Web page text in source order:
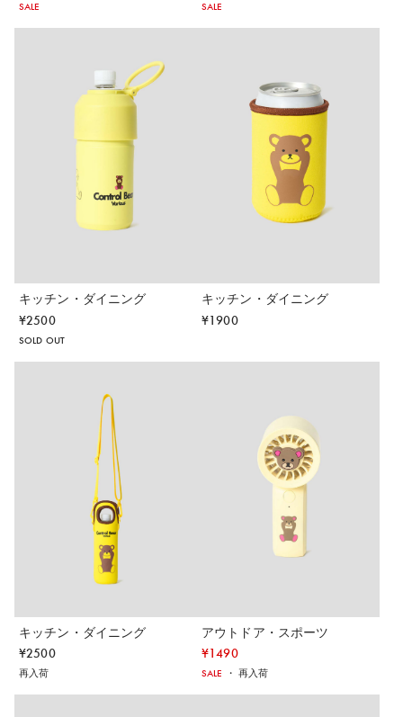
SALE SALE
キッチン・ダイニング
¥2500
SOLD OUT
キッチン・ダイニング
¥1900
キッチン・ダイニング
¥2500
再入荷
アウトドア・スポーツ
¥1490
SALE ・再入荷